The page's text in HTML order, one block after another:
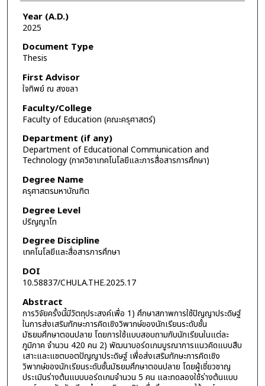
Year (A.D.)
2025
Document Type
Thesis
First Advisor
ใจทิพย์ ณ สงขลา
Faculty/College
Faculty of Education (คณะครุศาสตร์)
Department (if any)
Department of Educational Communication and
Technology (ภาควิชาเทคโนโลยีและการสื่อสารการศึกษา)
Degree Name
ครุศาสตรมหาบัณฑิต
Degree Level
ปริญญาโท
Degree Discipline
เทคโนโลยีและสื่อสารการศึกษา
DOI
10.58837/CHULA.THE.2025.17
Abstract
การวิจัยครั้งนี้มีวัตถุประสงค์เพื่อ 1) ศึกษาสภาพการใช้ปัญญาประดิษฐ์
ในการส่งเสริมทักษะการคิดเชิงวิพากษ์ของนักเรียนระดับชั้น
มัธยมศึกษาตอนปลาย โดยการใช้แบบสอบถามกับนักเรียนในแต่ละ
ภูมิภาค จำนวน 420 คน 2) พัฒนาบอร์ดเกมบูรณาการแนวคิดแบบสืบ
เสาะและแชตบอตปัญญาประดิษฐ์ เพื่อส่งเสริมทักษะการคิดเชิง
วิพากษ์ของนักเรียนระดับชั้นมัธยมศึกษาตอนปลาย โดยผู้เชี่ยวชาญ
ประเมินร่างต้นแบบบอร์ดเกมจำนวน 5 คน และทดลองใช้ร่างต้นแบบ